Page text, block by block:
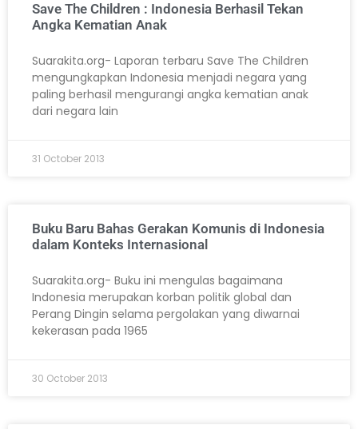
Save The Children : Indonesia Berhasil Tekan
Angka Kematian Anak
Suarakita.org- Laporan terbaru Save The Children
mengungkapkan Indonesia menjadi negara yang
paling berhasil mengurangi angka kematian anak
dari negara lain
31 October 2013
Buku Baru Bahas Gerakan Komunis di Indonesia
dalam Konteks Internasional
Suarakita.org- Buku ini mengulas bagaimana
Indonesia merupakan korban politik global dan
Perang Dingin selama pergolakan yang diwarnai
kekerasan pada 1965
30 October 2013